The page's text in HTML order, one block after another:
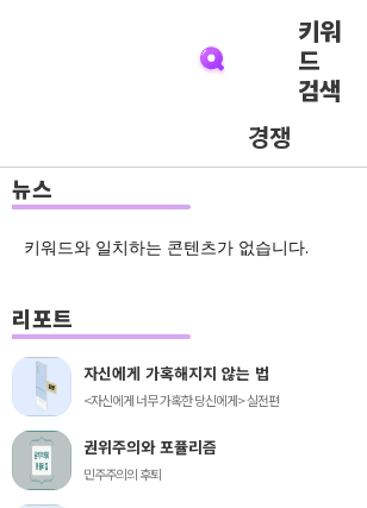
키워
드
검색
경쟁
뉴스
키워드와 일치하는 콘텐츠가 없습니다.
리포트
자신에게 가혹해지지 않는 법
<자신에게 너무 가혹한 당신에게> 실전편
권위주의와 포퓰리즘
민주주의의 후퇴